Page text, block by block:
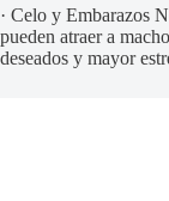
· Celo y Embarazos
pueden atraer a
deseados y mayor